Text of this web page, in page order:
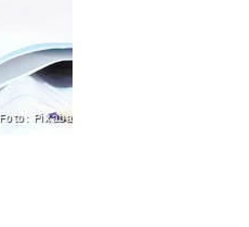
Foto: Pixabay.com